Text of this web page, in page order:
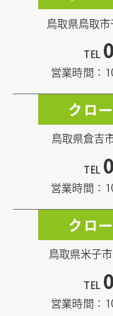
鳥取県鳥取
TEL
営業時間：
クロ
鳥取県倉吉
TEL
営業時間：
クロ
鳥取県米子
TEL
営業時間：